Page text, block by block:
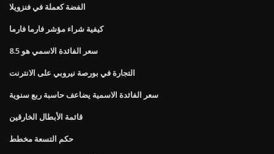
الفضة كعملة في فنزويلا
كيفية شراء مؤشر فارما فارما
سعر الفائدة الاسمي هو 8.5
التجارة في بورصة نيروبي على الانترنت
سعر الفائدة الاسمية يضاعف حاسبة ربع سنوية
قائمة الأبطال الخارقين
حكم التسعة مخطط